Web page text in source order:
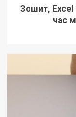
Зошит, Excel
час